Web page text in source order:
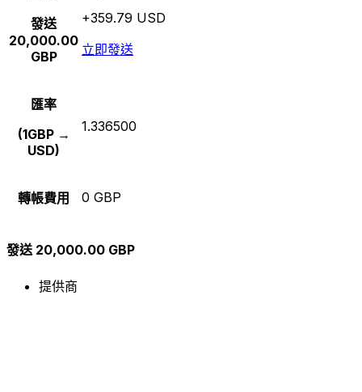
發送
20,000.00
GBP
+359.79 USD
立即發送
匯率
(1GBP →
USD)
1.336500
轉帳費用 0 GBP
發送 20,000.00 GBP
提供商